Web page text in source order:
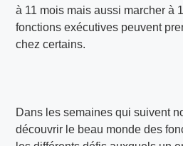
à 11 mois mais aussi marcher à
fonctions exécutives peuvent
chez certains.
Dans les semaines qui suivent
découvrir le beau monde des